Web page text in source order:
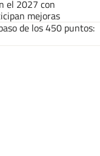
el 2027 con
mejoras
de los 450 puntos: